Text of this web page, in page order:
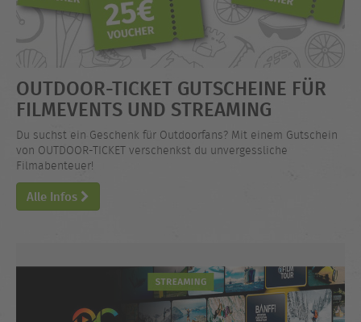
OUTDOOR-TICKET GUTSCHEINE FÜR
FILMEVENTS UND STREAMING
Du suchst ein Geschenk für Outdoorfans? Mit einem Gutschein
von OUTDOOR-TICKET verschenkst du unvergessliche
Filmabenteuer!
Alle Infos